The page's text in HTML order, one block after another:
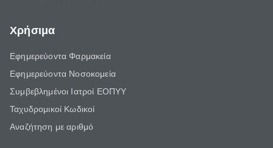
Χρήσιμα
Εφημερεύοντα Φαρμακεία
Εφημερεύοντα Νοσοκομεία
Συμβεβλημένοι Ιατροί ΕΟΠΥΥ
Ταχυδρομικοί Κωδικοί
Αναζήτηση με αριθμό